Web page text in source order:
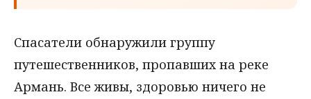
Спасатели обнаружили группу
путешественников, пропавших на реке
Армань. Все живы, здоровью ничего не